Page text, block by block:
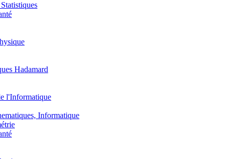
Hadamard
l'Informatique
Informatique